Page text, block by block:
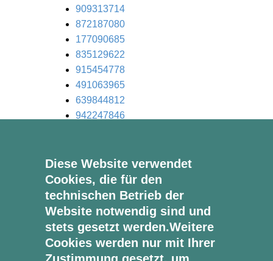
909313714
872187080
177090685
835129622
915454778
491063965
639844812
942247846
221429587
139686579
92870660
45391761
[/av_textblock]
Diese Website verwendet
Cookies, die für den
technischen Betrieb der
Website notwendig sind und
stets gesetzt werden.Weitere
Cookies werden nur mit Ihrer